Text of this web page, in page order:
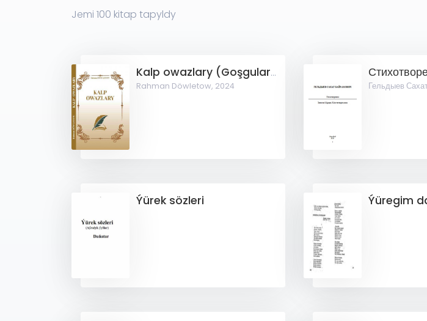
Jemi 100 kitap tapyldy
Kalp owazlary (Goşgular ýygyndysy)
Rahman Döwletow, 2024 Гельдыев
Ýürek sözleri Ýüregim